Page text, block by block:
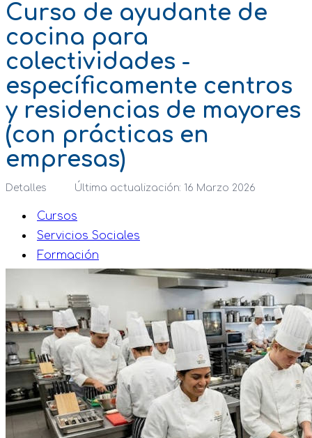
Curso de ayudante de
cocina para
colectividades -
específicamente centros
y residencias de mayores
(con prácticas en
empresas)
Detalles Última actualización: 16 Marzo 2026
Cursos
Servicios Sociales
Formación